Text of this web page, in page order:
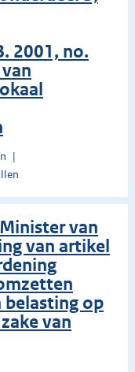
2001, no.
van
van artikel
belasting op
van